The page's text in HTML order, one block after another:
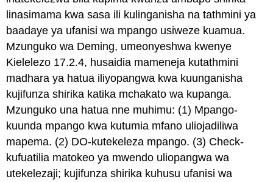
linasimama kwa sasa ili kulinganisha na tathmini ya
baadaye ya ufanisi wa mpango usiweze kuamua.
Mzunguko wa Deming, umeonyeshwa kwenye
Kielelezo 17.2.4, husaidia mameneja kutathmini
madhara ya hatua iliyopangwa kwa kuunganisha
kujifunza shirika katika mchakato wa kupanga.
Mzunguko una hatua nne muhimu: (1) Mpango-
kuunda mpango kwa kutumia mfano uliojadiliwa
mapema. (2) DO-kutekeleza mpango. (3) Check-
kufuatilia matokeo ya mwendo uliopangwa wa
utekelezaji; kujifunza shirika kuhusu ufanisi wa